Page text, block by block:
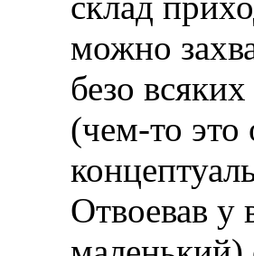
можно
безо
(чем-то это
Отвоевав у